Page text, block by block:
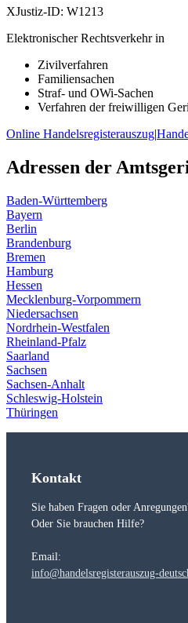
XJustiz-ID: W1213
Elektronischer Rechtsverkehr in
Zivilverfahren
Familiensachen
Straf- und OWi-Sachen
Verfahren der freiwilligen
Online Handelsregisterauszug|
Adressen der
Baden-Württemberg
Bayern
Berlin
Brandenburg
Bremen
Hamburg
Hessen
Mecklenburg-Vorpommern
Niedersachsen
Nordrhein-Westfalen
Rheinland-Pfalz
Saarland
Sachsen
Sachsen-Anhalt
Schleswig-Holstein
Thüringen
Kontakt
Sie haben Fragen oder
Oder Sie brauchen Hilfe?
Email:
info@handelsregisterauszug-